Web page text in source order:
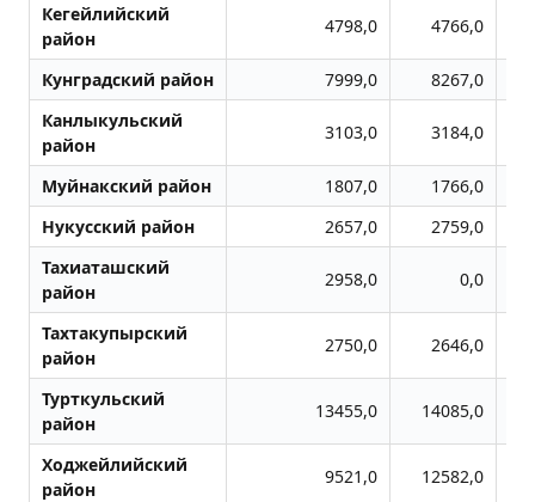
Кегейлийский
район
4798,0 4766,0
Кунградский район 7999,0
8267,0
Канлыкульский
район
3103,0 3184,0
Муйнакский район 1807,0
1766,0
Нукусский район
2657,0
2759,0
Тахиаташский
район
2958,0 0,0
Тахтакупырский
район
2750,0 2646,0
Турткульский
район
13455,0 14085,0
Ходжейлийский
район
9521,0 12582,0